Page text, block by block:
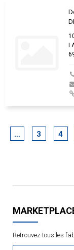
… 3 4
Retrouvez tous les